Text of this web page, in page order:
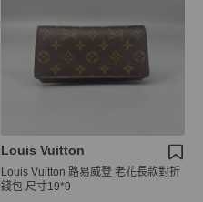
Louis Vuitton
Louis Vuitton 路易威登 老花長款對折
錢包 尺寸19*9